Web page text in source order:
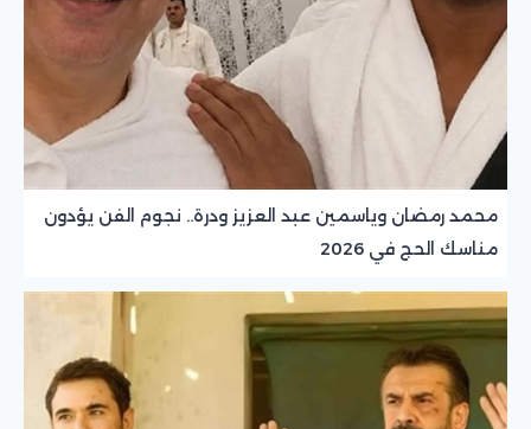
محمد رمضان وياسمين عبد العزيز ودرة.. نجوم الفن يؤدون
مناسك الحج في 2026